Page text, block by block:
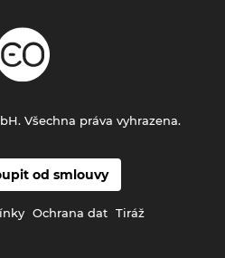
od smlouvy
Ochrana dat Tiráž
Všechna práva vyhrazena.